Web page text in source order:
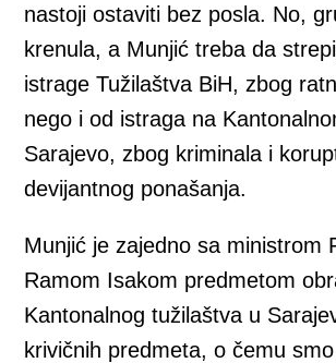
nastoji ostaviti bez posla. No,
krenula, a Munjić treba da
istrage Tužilaštva BiH, zbog
nego i od istraga na
Sarajevo, zbog kriminala i
devijantnog ponašanja.
Munjić je zajedno sa ministrom
Ramom Isakom predmetom
Kantonalnog tužilaštva u
krivičnih predmeta, o čemu